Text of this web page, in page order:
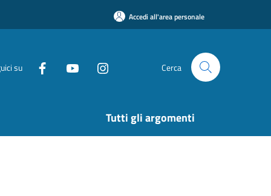
Accedi all'area personale
su Cerca
Tutti gli argomenti